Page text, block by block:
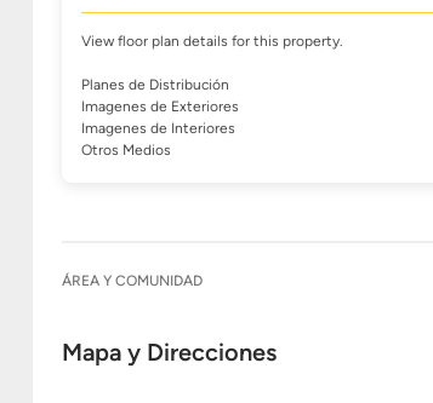
View floor plan details for this property.
Planes de Distribución
Imagenes de Exteriores
Imagenes de Interiores
Otros Medios
ÁREA Y COMUNIDAD
Mapa y Direcciones